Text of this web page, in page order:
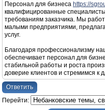
Персонал для бизнеса https://
квалифицированные
требованиям заказчика. Мы
малыми предприятиями,
услуг.
Благодаря профессионализму
обеспечивает персонал для
стабильной работы и роста
доверие клиентов и стремимся к
Ответить
Перейти: